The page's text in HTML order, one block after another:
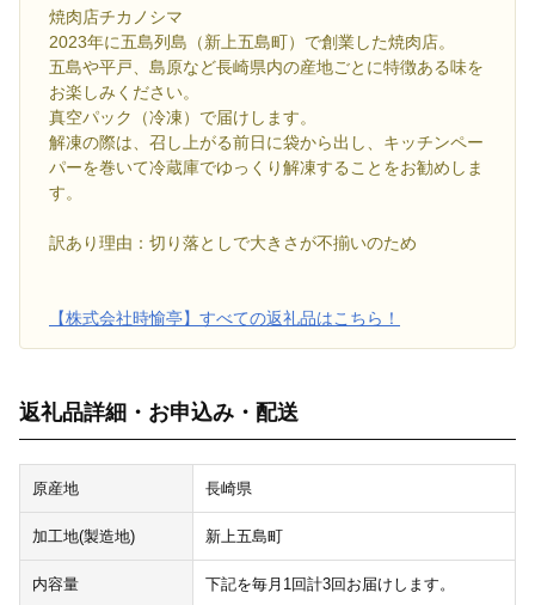
焼肉店チカノシマ
2023年に五島列島（新上五島町）で創業した焼肉店。
五島や平戸、島原など長崎県内の産地ごとに特徴ある味を
お楽しみください。
真空パック（冷凍）で届けします。
解凍の際は、召し上がる前日に袋から出し、キッチンペー
パーを巻いて冷蔵庫でゆっくり解凍することをお勧めしま
す。
訳あり理由：切り落としで大きさが不揃いのため
【株式会社時愉亭】すべての返礼品はこちら！
返礼品詳細・お申込み・配送
原産地 長崎県
加工地(製造地) 新上五島町
内容量 下記を毎月1回計3回お届けします。